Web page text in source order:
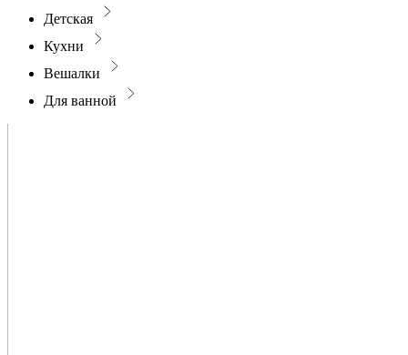
Детская
Кухни
Вешалки
Для ванной